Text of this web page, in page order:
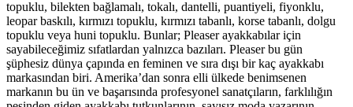
topuklu, bilekten bağlamalı, tokalı, dantelli, puantiyeli, fiyonklu,
leopar baskılı, kırmızı topuklu, kırmızı tabanlı, korse tabanlı, dolgu
topuklu veya huni topuklu. Bunlar; Pleaser ayakkabılar için
sayabileceğimiz sıfatlardan yalnızca bazıları. Pleaser bu gün
şüphesiz dünya çapında en feminen ve sıra dışı bir kaç ayakkabı
markasından biri. Amerika’dan sonra elli ülkede benimsenen
markanın bu ün ve başarısında profesyonel sanatçıların, farklılığın